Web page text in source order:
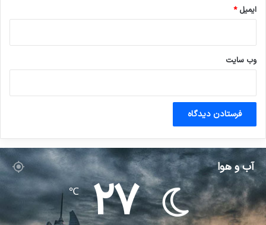
ایمیل*
وب‌ سایت
آب و هوا
27
℃